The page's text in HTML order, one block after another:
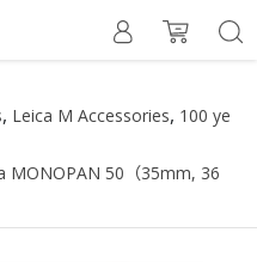
, Leica M Accessories, 100 ye
MONOPAN 50（35mm, 36